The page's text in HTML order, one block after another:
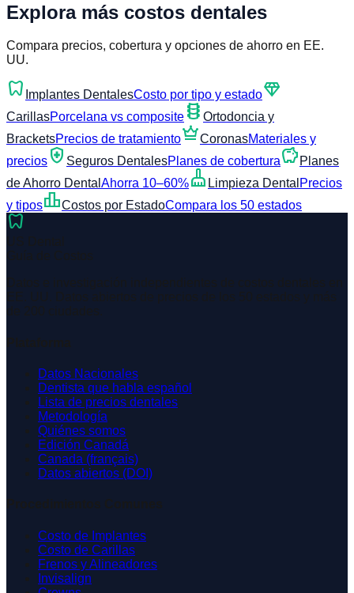
Explora más costos dentales
Compara precios, cobertura y opciones de ahorro en EE.
UU.
dentistry Implantes DentalesCosto por tipo y estadodiamond
CarillasPorcelana vs composite orthopedics Ortodoncia y
BracketsPrecios de tratamientocrownCoronasMateriales y
precios health_and_safety Seguros DentalesPlanes de coberturasavings Planes
de Ahorro Dental Ahorra 10–60%cleaning_services Limpieza Dental Precios
y tiposleaderboardCostos por EstadoCompara los 50 estados
dentistry
Datos Nacionales
Dentista que habla español
Lista de precios dentales
Metodología
Quiénes somos
Edición Canadá
Canada (français)
Datos abiertos (DOI)
Costo de Implantes
Costo de Carillas
Frenos y Alineadores
Invisalign